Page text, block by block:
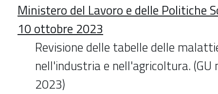
Ministero del Lavoro e delle Politiche
10 ottobre 2023
Revisione delle tabelle delle
nell'industria e nell'agricoltura.
2023)